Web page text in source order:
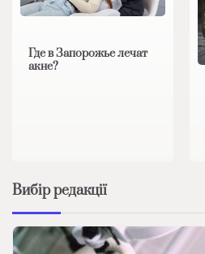
Где в Запорожье лечат
акне?
Вибір редакції